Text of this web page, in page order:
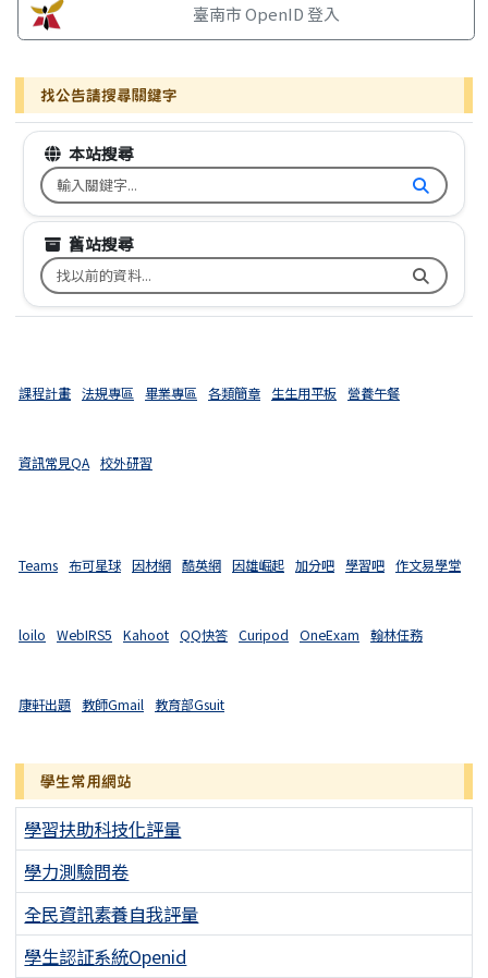
臺南市 OpenID 登入
找公告請搜尋關鍵字
本站搜尋
搜尋台南市文元國小全球資訊網關鍵字
舊站搜尋
搜尋台南市文元國小舊校網關鍵字
課程計畫 法規專區 畢業專區 各類簡章 生生用平板 營養午餐
資訊常見QA 校外研習
Teams 布可星球 因材網 酷英網 因雄崛起 加分吧 學習吧 作文易學堂
loilo WebIRS5 Kahoot QQ快答 Curipod OneExam 翰林任務
康軒出題 教師Gmail 教育部Gsuit
學生常用網站
學習扶助科技化評量
學力測驗問卷
全民資訊素養自我評量
學生認証系統Openid